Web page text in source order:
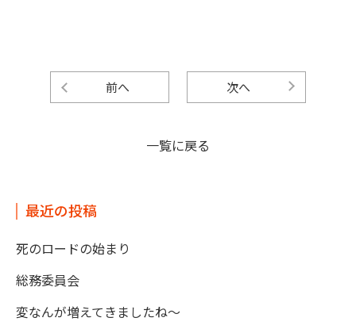
前へ 次へ
一覧に戻る
最近の投稿
死のロードの始まり
総務委員会
変なんが増えてきましたね～